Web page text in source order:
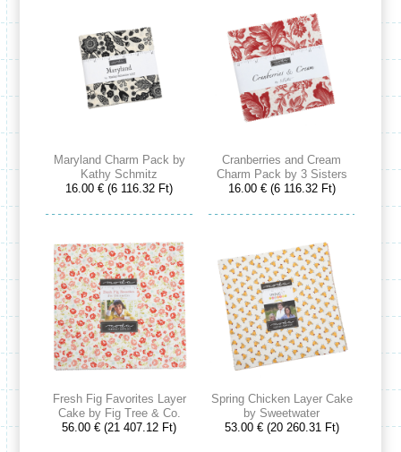
Maryland Charm Pack by
Kathy Schmitz
16.00 € (6 116.32 Ft)
Cranberries and Cream
Charm Pack by 3 Sisters
16.00 € (6 116.32 Ft)
Fresh Fig Favorites Layer
Cake by Fig Tree & Co.
56.00 € (21 407.12 Ft)
Spring Chicken Layer Cake
by Sweetwater
53.00 € (20 260.31 Ft)